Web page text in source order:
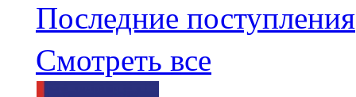
Последние поступления
Смотреть все